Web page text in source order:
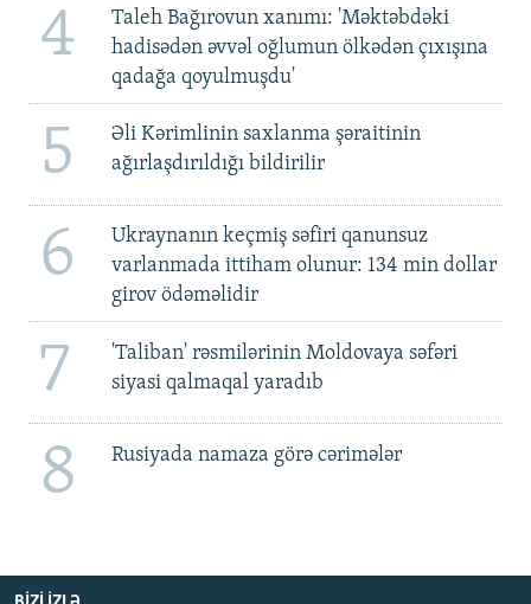
4
Taleh Bağırovun xanımı: 'Məktəbdəki
hadisədən əvvəl oğlumun ölkədən çıxışına
qadağa qoyulmuşdu'
5
Əli Kərimlinin saxlanma şəraitinin
ağırlaşdırıldığı bildirilir
6
Ukraynanın keçmiş səfiri qanunsuz
varlanmada ittiham olunur: 134 min dollar
girov ödəməlidir
7
'Taliban' rəsmilərinin Moldovaya səfəri
siyasi qalmaqal yaradıb
8 Rusiyada namaza görə cərimələr